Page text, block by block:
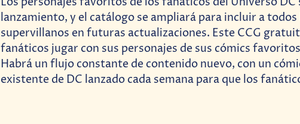
lanzamiento, y el catálogo se ampliará para incluir a
supervillanos en futuras actualizaciones. Este CCG
fanáticos jugar con sus personajes de sus cómics
Habrá un flujo constante de contenido nuevo, con un
existente de DC lanzado cada semana para que los